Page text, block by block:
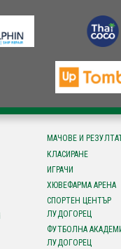
МАЧОВЕ И
КЛАСИРАНЕ
ИГРАЧИ
ХЮВЕФАРМА АРЕНА
СПОРТЕН ЦЕНТЪР
ЛУДОГОРЕЦ
ФУТБОЛНА
ЛУДОГОРЕЦ